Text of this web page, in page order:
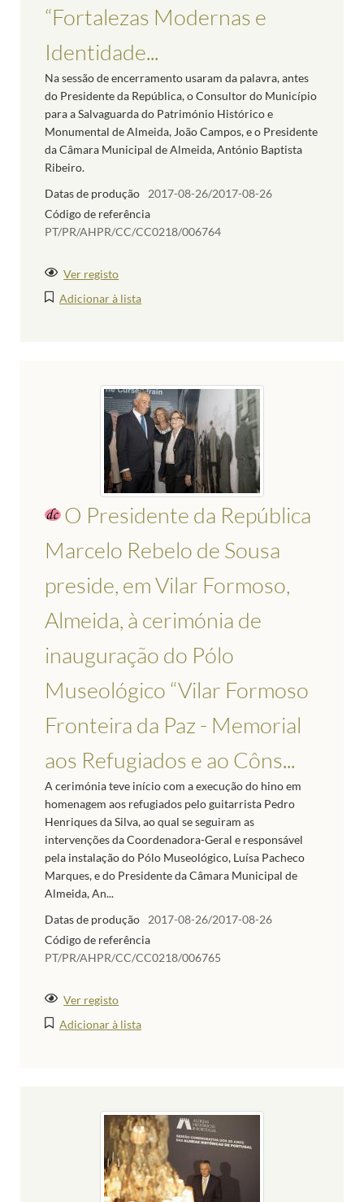
“Fortalezas Modernas e
Identidade...
Na sessão de encerramento usaram da palavra, antes
do Presidente da República, o Consultor do Município
para a Salvaguarda do Património Histórico e
Monumental de Almeida, João Campos, e o Presidente
da Câmara Municipal de Almeida, António Baptista
Ribeiro.
Datas de produção
2017-08-26/2017-08-26
Código de referência
PT/PR/AHPR/CC/CC0218/006764
Ver registo
Adicionar à lista
O Presidente da República
Marcelo Rebelo de Sousa
preside, em Vilar Formoso,
Almeida, à cerimónia de
inauguração do Pólo
Museológico “Vilar Formoso
Fronteira da Paz - Memorial
aos Refugiados e ao Côns...
A cerimónia teve início com a execução do hino em
homenagem aos refugiados pelo guitarrista Pedro
Henriques da Silva, ao qual se seguiram as
intervenções da Coordenadora-Geral e responsável
pela instalação do Pólo Museológico, Luísa Pacheco
Marques, e do Presidente da Câmara Municipal de
Almeida, An...
Datas de produção
2017-08-26/2017-08-26
Código de referência
PT/PR/AHPR/CC/CC0218/006765
Ver registo
Adicionar à lista